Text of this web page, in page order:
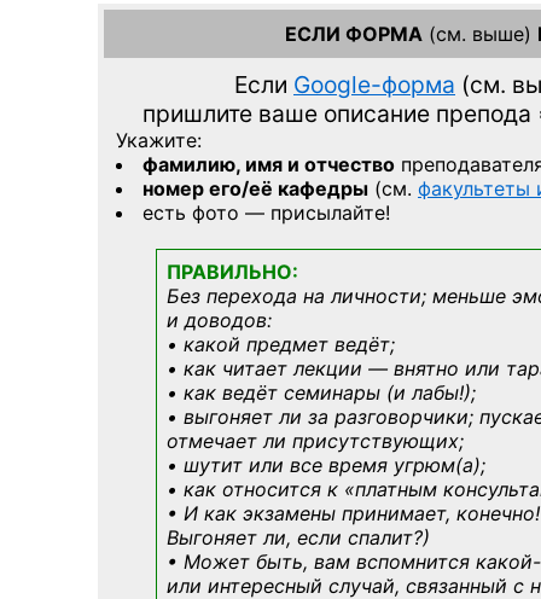
ЕСЛИ ФОРМА (см. выше)
Если Google-форма (см.
пришлите ваше описание препода
Укажите:
фамилию, имя и отчество
номер его/её кафедры (см.
есть фото — присылайте!
ПРАВИЛЬНО:
Без перехода на личности; меньше
и доводов:
• какой предмет ведёт;
• как читает лекции — внятно или
• как ведёт семинары (и лабы!);
• выгоняет ли за разговорчики;
отмечает ли присутствующих;
• шутит или все время угрюм(а);
• как относится к «платным
• И как экзамены принимает,
Выгоняет ли, если спалит?)
• Может быть, вам вспомнится
или интересный случай, связанный с